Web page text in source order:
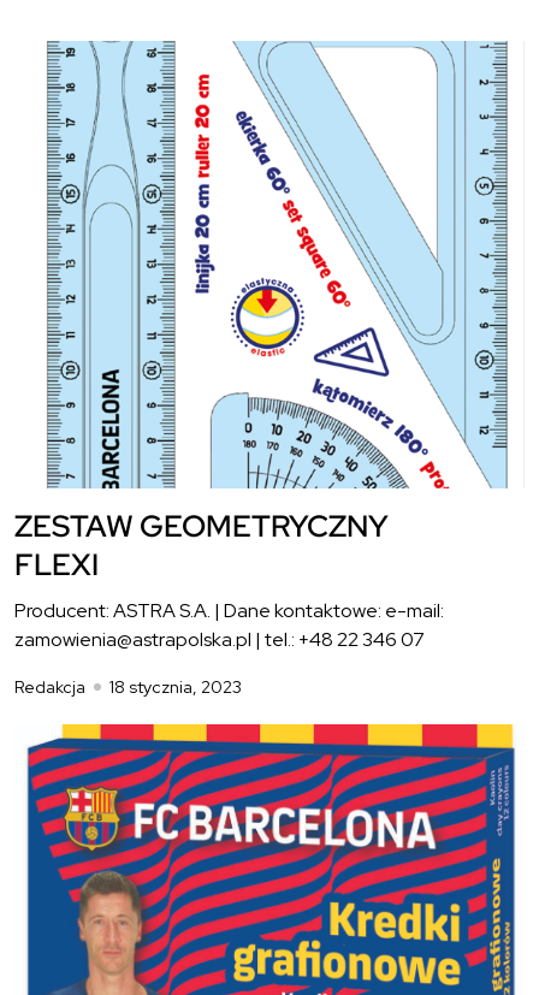
ZESTAW GEOMETRYCZNY
FLEXI
Producent: ASTRA S.A. | Dane kontaktowe: e-mail:
zamowienia@astrapolska.pl | tel.: +48 22 346 07
Redakcja 18 stycznia, 2023